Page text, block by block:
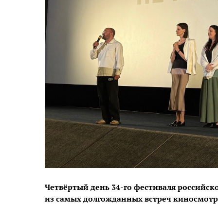
Четвёртый день 34-го фестиваля
из самых долгожданных встреч